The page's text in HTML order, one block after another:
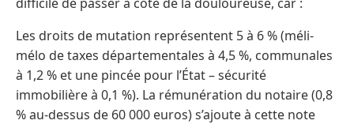
Les droits de mutation représentent 5 à 6 % (méli-
mélo de taxes départementales à 4,5 %, communales
à 1,2 % et une pincée pour l’État – sécurité
immobilière à 0,1 %). La rémunération du notaire (0,8
% au-dessus de 60 000 euros) s’ajoute à cette note